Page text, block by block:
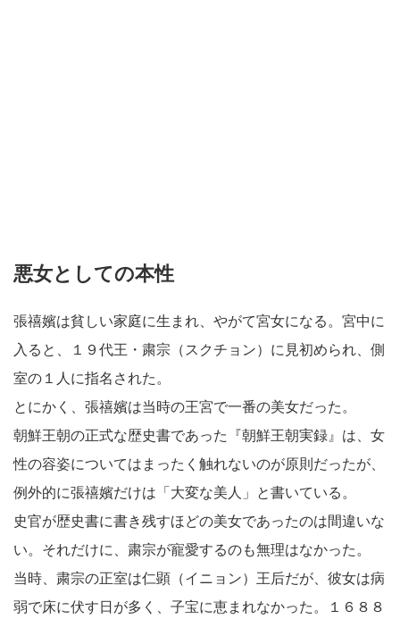
悪女としての本性
張禧嬪は貧しい家庭に生まれ、やがて宮女になる。宮中に
入ると、１９代王・粛宗（スクチョン）に見初められ、側
室の１人に指名された。
とにかく、張禧嬪は当時の王宮で一番の美女だった。
朝鮮王朝の正式な歴史書であった『朝鮮王朝実録』は、女
性の容姿についてはまったく触れないのが原則だったが、
例外的に張禧嬪だけは「大変な美人」と書いている。
史官が歴史書に書き残すほどの美女であったのは間違いな
い。それだけに、粛宗が寵愛するのも無理はなかった。
当時、粛宗の正室は仁顕（イニョン）王后だが、彼女は病
弱で床に伏す日が多く、子宝に恵まれなかった。１６８８